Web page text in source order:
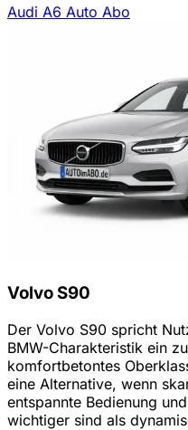
Audi A6 Auto Abo
Volvo S90
Der Volvo S90 spricht
BMW-Charakteristik ein
komfortbetontes
eine Alternative, wenn
entspannte Bedienung
wichtiger sind als